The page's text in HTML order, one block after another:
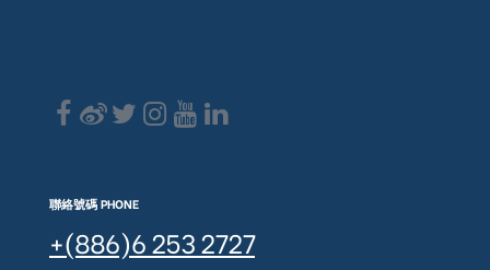
聯絡號碼 PHONE
+(886)6 253 2727